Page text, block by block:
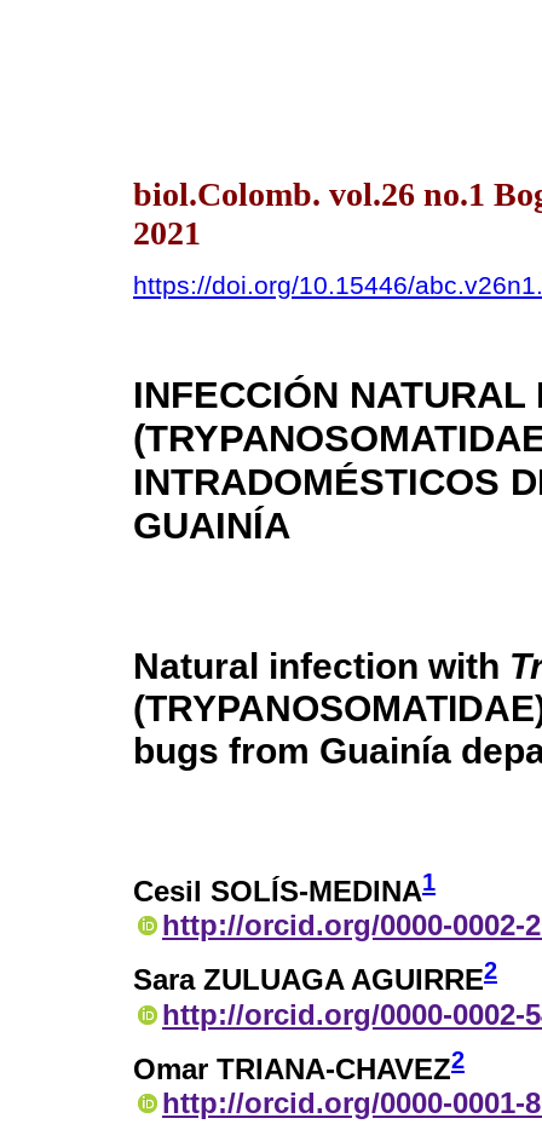
biol.Colomb. vol.26 no.1
2021
https://doi.org/10.15446/
INFECCIÓN
INTRADOMÉSTICOS
GUAINÍA
Natural infection with
bugs from Guainía
Cesil SOLÍS-MEDINA1
http://orcid.org/0000-0002-
Sara ZULUAGA AGUIRRE2
http://orcid.org/0000-0002-
Omar TRIANA-CHAVEZ2
http://orcid.org/0000-0001-